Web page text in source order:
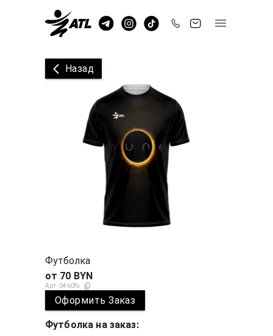
Назад
Футболка
от 70 BYN
Арт: 0460fu
Оформить Заказ
Футболка на заказ: